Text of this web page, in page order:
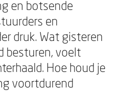
en botsende
en
druk. Wat gisteren
besturen, voelt
Hoe houd je
voortdurend